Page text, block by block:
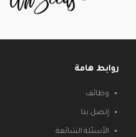
روابط هامة
وظائف
إتصل بنا
الأسئلة الشائعة